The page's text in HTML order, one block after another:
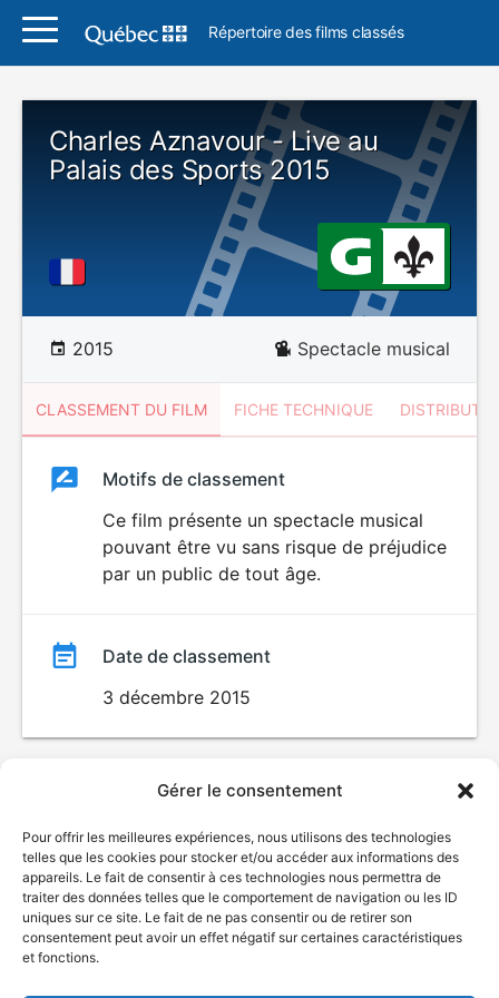
Gérer le consentement
Pour offrir les meilleures expériences, nous utilisons des technologies
telles que les cookies pour stocker et/ou accéder aux informations des
appareils. Le fait de consentir à ces technologies nous permettra de
traiter des données telles que le comportement de navigation ou les ID
uniques sur ce site. Le fait de ne pas consentir ou de retirer son
consentement peut avoir un effet négatif sur certaines caractéristiques
et fonctions.
Répertoire des films classés
Charles Aznavour - Live au
Palais des Sports 2015
2015 Spectacle musical
CLASSEMENT DU FILM FICHE TECHNIQUE
ClassementClassement
Motifs de classement
Ce film présente un spectacle musical
pouvant être vu sans risque de préjudice
par un public de tout âge.
Date de classement
3 décembre 2015